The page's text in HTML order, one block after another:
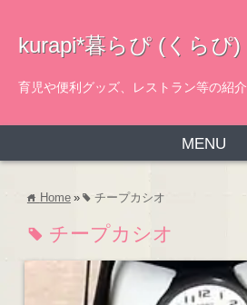
kurapi*暮らぴ (くらぴ)
育児や便利グッズ、レストラン等の紹介
MENU
home Home » tag チープカシオ
tag チープカシオ